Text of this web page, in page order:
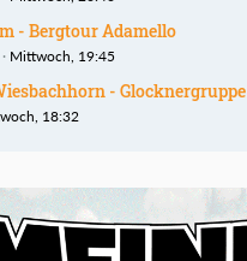
- Bergtour Adamello
Mittwoch, 19:45
- Glocknergruppe
18:32